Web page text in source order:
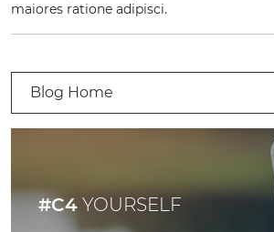
maiores ratione adipisci.
Blog Home
#C4 YOURSELF